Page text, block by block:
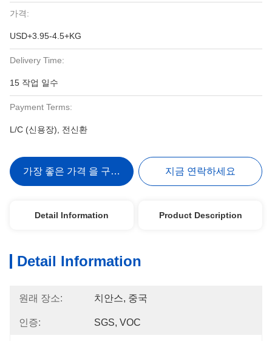
가격:
USD+3.95-4.5+KG
Delivery Time:
15 작업 일수
Payment Terms:
L/C (신용장), 전신환
가장 좋은 가격 을 구하라 지금 연락하세요
Detail Information Product Description
Detail Information
원래 장소: 치안스, 중국
인증: SGS, VOC